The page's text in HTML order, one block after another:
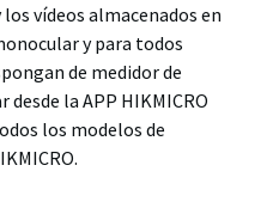
vídeos almacenados en
y para todos
de medidor de
la APP HIKMICRO
los modelos de